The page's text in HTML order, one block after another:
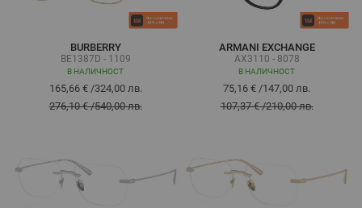
BURBERRY
BE1387D - 1109
В НАЛИЧНОСТ
165,66 €/324,00 лв.
276,10 €/540,00 лв.
ARMANI EXCHANGE
AX3110 - 8078
В НАЛИЧНОСТ
75,16 € /147,00 лв.
107,37 €/210,00 лв.